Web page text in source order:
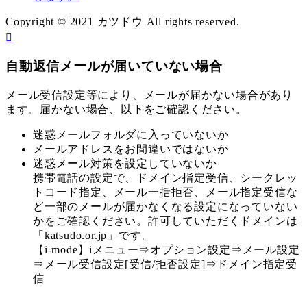
Copyright © 2021 カツドウ All rights reserved.
自動返信メールが届いていない場合
メール受信設定等により、メールが届かない場合があり
ます。届かない場合、以下をご確認ください。
迷惑メールフォルダに入っていないか
メールアドレスをお間違いではないか
迷惑メール対策を設定していないか
携帯電話の設定で、ドメイン指定受信、シークレッ
トコード指定、メール一括拒否、メール指定受信な
ど一部のメールが届かなくなる設定になっていない
かをご確認ください。許可していただくドメインは
「katsudo.or.jp」です。
【i-mode】iメニュー⇒オプション設定⇒メール設定
⇒メール受信設定[受信/拒否設定]⇒ドメイン指定受
信